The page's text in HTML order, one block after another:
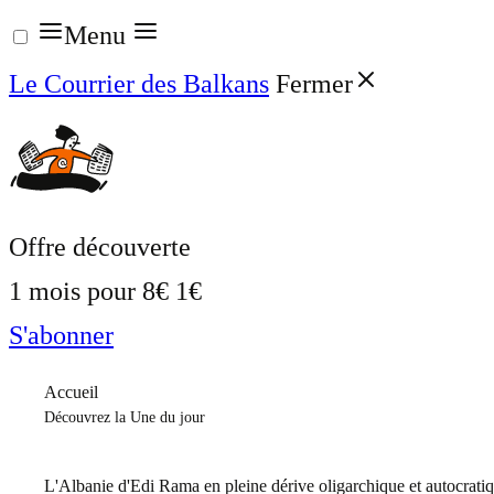
Aller
au
contenu
Menu
Le Courrier des Balkans Fermer
Offre découverte
1 mois pour 8€ 1€
S'abonner
Accueil
Découvrez la Une du jour
L'Albanie d'Edi Rama en pleine dérive oligarchique et